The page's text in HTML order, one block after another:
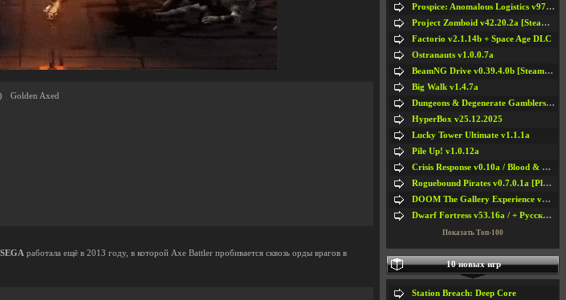
Golden Axed
SEGA работала ещё в 2013 году, в которой Axe Battler пробивается сквозь орды врагов в
Prospice: Anomalous Logistics v97 [Playtest]
Project Zomboid v42.20.2a [Steam Early Access]
Factorio v2.1.14b + Space Age DLC
Ostranauts v1.0.0.7a
BeamNG Drive v0.39.4.0b [Steam Early Access]
Big Walk v1.4.7a
Dungeons & Degenerate Gamblers v2.0.2a
HyperBox v25.12.2025
Lucky Tower Ultimate v1.1.1a
Pile Up! v1.0.12a
Crisis Response v0.10a / Blood & Bullet
Roguebound Pirates v0.7.0.1a [Playtest]
DOOM The Gallery Experience v1.4.2
Dwarf Fortress v53.16a / + Русская Версия v50.12a
Показать Топ-100
10 новых игр
Station Breach: Deep Core